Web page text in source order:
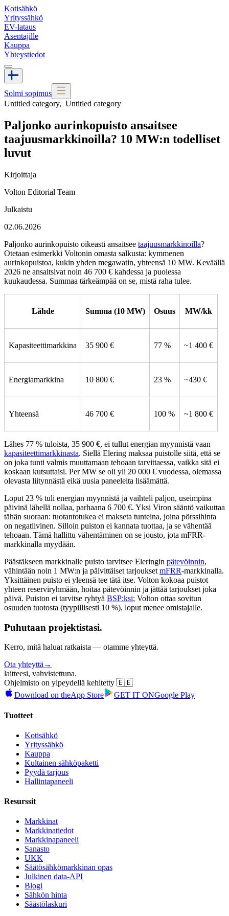
Kotisähkö
Yrityssähkö
EV-lataus
Asentajille
Kauppa
Yhteystiedot
Solmi sopimus
Untitled category, Untitled category
Paljonko aurinkopuisto ansaitsee
taajuusmarkkinoilla? 10 MW:n todelliset
luvut
Kirjoittaja
Volton Editorial Team
Julkaistu
02.06.2026
Paljonko aurinkopuisto oikeasti ansaitsee taajuusmarkkinoilla?
Otetaan esimerkki Voltonin omasta salkusta: kymmenen
aurinkopuistoa, kukin yhden megawatin, yhteensä 10 MW. Keväällä
2026 ne ansaitsivat noin 46 700 € kahdessa ja puolessa
kuukaudessa. Summaa tärkeämpää on se, mistä raha tulee.
Lähde Summa (10 MW) Osuus MW/kk
Kapasiteettimarkkina 35 900 € 77 % ~1 400 €
Energiamarkkina 10 800 € 23 % ~430 €
Yhteensä 46 700 € 100 % ~1 800 €
Lähes 77 % tuloista, 35 900 €, ei tullut energian myynnistä vaan
kapasiteettimarkkinasta. Siellä Elering maksaa puistolle siitä, että se
on joka tunti valmis muuttamaan tehoaan tarvittaessa, vaikka sitä ei
koskaan kutsuttaisi. Per MW se oli yli 20 000 € vuodessa, olemassa
olevasta liitynnästä eikä uusia paneeleita lisäämättä.
Loput 23 % tuli energian myynnistä ja vaihteli paljon, useimpina
päivinä lähellä nollaa, parhaana 6 700 €. Yksi Viron sääntö vaikuttaa
tähän suoraan: tuotantotukea ei makseta tunteina, joina pörssihinta
on negatiivinen. Silloin puiston ei kannata tuottaa, ja se vähentää
tehoaan. Tämä hallittu vähentäminen on se jousto, jota mFRR-
markkinalla myydään.
Päästäkseen markkinalle puisto tarvitsee Eleringin pätevöinnin,
vähintään noin 1 MW:n ja päivittäiset tarjoukset mFRR-markkinalla.
Yksittäinen puisto ei yleensä tee tätä itse. Volton kokoaa puistot
yhteen reserviryhmään, hoitaa pätevöinnin ja jättää tarjoukset joka
päivä. Puiston ei tarvitse ryhtyä BSP:ksi; Volton ottaa sovitun
osuuden tuotosta (tyypillisesti 10 %), loput menee omistajalle.
Puhutaan projektistasi.
Kerro, mitä haluat ratkaista — otamme yhteyttä.
Ota yhteyttä →
laitteesi, vahvistettuna.
Ohjelmisto on ylpeydellä kehitetty 🇪🇪
Download on theApp Store GET IT ONGoogle Play
Tuotteet
Kotisähkö
Yrityssähkö
Kauppa
Kultainen sähköpaketti
Pyydä tarjous
Hallintapaneeli
Resurssit
Markkinat
Markkinatiedot
Markkinapaneeli
Sanasto
UKK
Säätösähkömarkkinan opas
Julkinen data-API
Blogi
Sähkön hinta
Säästölaskuri